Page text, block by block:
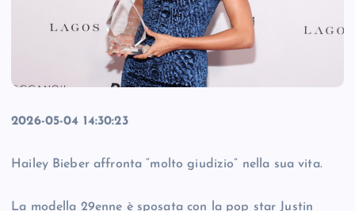
2026-05-04 14:30:23
Hailey Bieber affronta “molto giudizio” nella sua vita.
La modella 29enne è sposata con la pop star Justin